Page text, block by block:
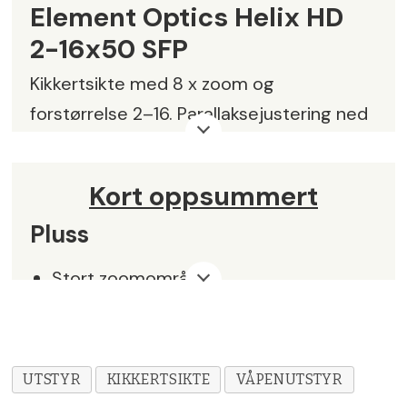
Element Optics Helix HD
2-16x50 SFP
Kikkertsikte med 8 x zoom og
forstørrelse 2–16. Parallaksejustering ned
midten.
Objektivdiameter:
30 mm
Utgangspupill:8,5–3,1 mm
Kort oppsummert
Pluss
Stort zoomområde
Tydelige markeringer i sidefokus
UTSTYR KIKKERTSIKTE VÅPENUTSTYR